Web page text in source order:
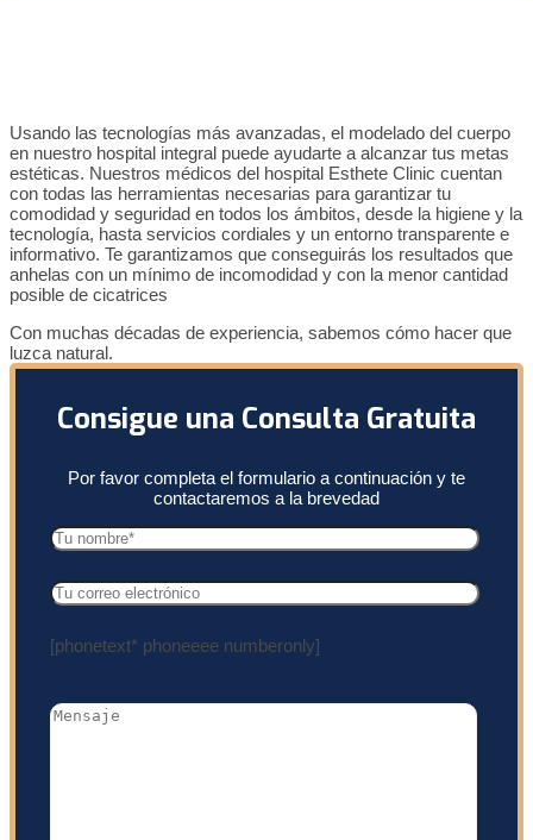
Usando las tecnologías más avanzadas, el modelado del cuerpo
en nuestro hospital integral puede ayudarte a alcanzar tus metas
estéticas. Nuestros médicos del hospital Esthete Clinic cuentan
con todas las herramientas necesarias para garantizar tu
comodidad y seguridad en todos los ámbitos, desde la higiene y la
tecnología, hasta servicios cordiales y un entorno transparente e
informativo. Te garantizamos que conseguirás los resultados que
anhelas con un mínimo de incomodidad y con la menor cantidad
posible de cicatrices
Con muchas décadas de experiencia, sabemos cómo hacer que
luzca natural.
Consigue una Consulta Gratuita
Por favor completa el formulario a continuación y te
contactaremos a la brevedad
[phonetext* phoneeee numberonly]